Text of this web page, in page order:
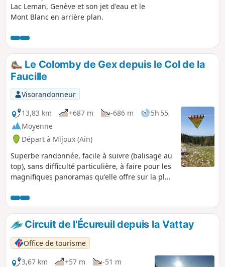
autre perspective sur les reliefs
environnants.
Lac Leman, Genève et son jet d'eau et le
Mont Blanc en arrière plan.
Le Colomby de Gex depuis le Col de la
Faucille
Visorandonneur
13,83 km
+687 m -686 m
5h 55
Moyenne
Départ à Mijoux (Ain)
Superbe randonnée, facile à suivre (balisage au
top), sans difficulté particulière, à faire pour les
magnifiques panoramas qu'elle offre sur la plus
Circuit de l'Écureuil depuis la Vattay
Office de tourisme
3,67 km
+57 m
-51 m